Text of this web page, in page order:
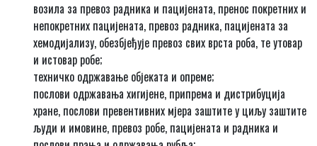
возила за превоз радника и пацијената, пренос покретних и
непокретних пацијената, превоз радника, пацијената за
хемодијализу, обезбјеђује превоз свих врста роба, те утовар
и истовар робе;
техничко одржавање објеката и опреме;
послови одржавања хигијене, припрема и дистрибуција
хране, послови превентивних мјера заштите у циљу заштите
људи и имовине, превоз робе, пацијената и радника и